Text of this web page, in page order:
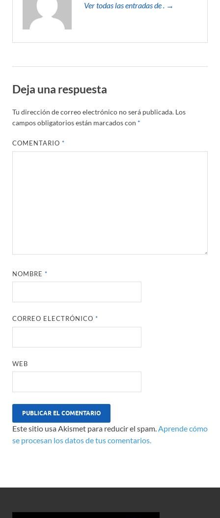
Ver todas las entradas de . →
Deja una respuesta
Tu dirección de correo electrónico no será publicada. Los
campos obligatorios están marcados con *
COMENTARIO*
NOMBRE*
CORREO ELECTRÓNICO*
WEB
Este sitio usa Akismet para reducir el spam.Aprende cómo
se procesan los datos de tus comentarios.